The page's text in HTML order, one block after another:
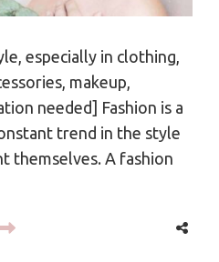
especially in clothing,
makeup,
needed] Fashion is a
trend in the style
themselves. A fashion